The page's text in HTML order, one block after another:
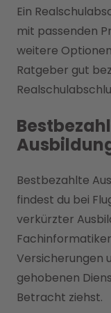
Ein
mit passenden
weitere Optionen
Ratgeber gut
Bestbezahlte
findest du bei
verkürzter
Versicherungen
gehobenen
Betracht ziehst.